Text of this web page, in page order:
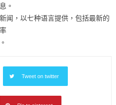
。
闻，以七种语言提供，包括最新的
Tweet on twitter